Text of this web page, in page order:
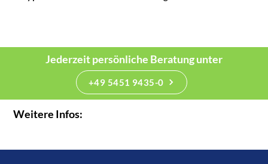
Jederzeit persönliche Beratung unter
+49 5451 9435-0
Weitere Infos: